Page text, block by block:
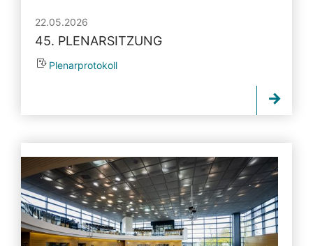
22.05.2026
45. PLENARSITZUNG
Plenarprotokoll